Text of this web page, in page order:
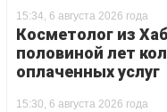
15:34, 6 августа 2026 года
Косметолог из
половиной лет
оплаченных услуг
15:30, 6 августа 2026 года